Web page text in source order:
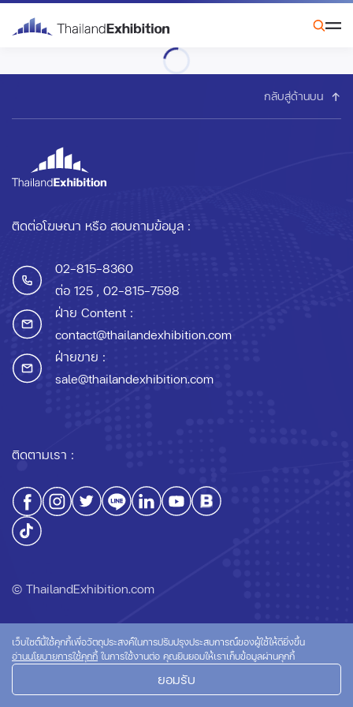
กลับสู่ด้านบน
ติดต่อโฆษณา หรือ สอบถามข้อมูล :
02-815-8360
ต่อ 125 , 02-815-7598
ฝ่าย Content :
contact@thailandexhibition.com
ฝ่ายขาย :
sale@thailandexhibition.com
ติดตามเรา :
© ThailandExhibition.com
นโยบายความเป็นส่วนตัวนโยบายการใช้คุกกี้
เว็บไซต์นี้ใช้คุกกี้เพื่อวัตถุประสงค์ในการปรับปรุงประสบการณ์ของผู้ใช้ให้ดียิ่งขึ้น
อ่านนโยบายการใช้คุกกี้ ในการใช้งานต่อ คุณยินยอมให้เราเก็บข้อมูลผ่านคุกกี้
ยอมรับ